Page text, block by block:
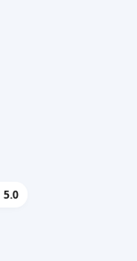
5.0